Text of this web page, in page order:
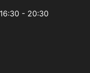
- 20:30